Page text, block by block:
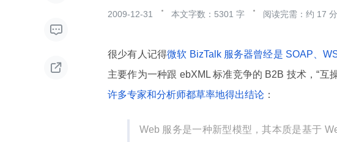


2009-12-31 本文字数：5301 字 阅读完需：约 17
很少有人记得微软 BizTalk 服务器曾经是 SOAP、
主要作为一种跟 ebXML 标准竞争的 B2B 技术，“互
许多专家和分析师都草率地得出结论 ：
Web 服务是一种新型模型，其本质是基于